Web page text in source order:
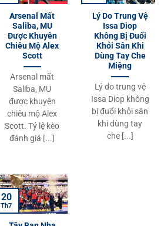
Arsenal Mất
Saliba, MU
Được Khuyên
Chiêu Mộ Alex
Scott
Arsenal mất
Saliba, MU
được khuyên
chiêu mộ Alex
Scott. Tỷ lệ kèo
đánh giá [...]
Lý Do Trung Vệ
Issa Diop
Không Bị Đuổi
Khỏi Sân Khi
Dùng Tay Che
Miệng
Lý do trung vệ
Issa Diop không
bị đuổi khỏi sân
khi dùng tay
che [...]
20
Th7